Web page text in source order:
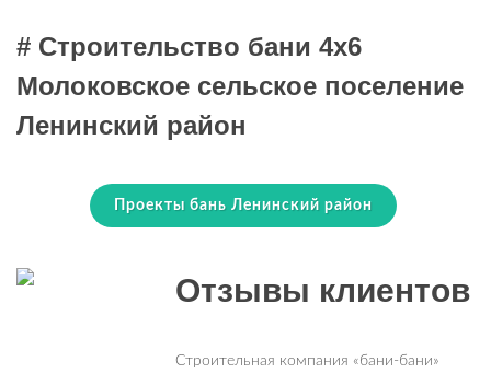
# Строительство бани 4х6
Молоковское сельское поселение
Ленинский район
Проекты бань Ленинский район
Отзывы клиентов
Строительная компания «бани-бани»